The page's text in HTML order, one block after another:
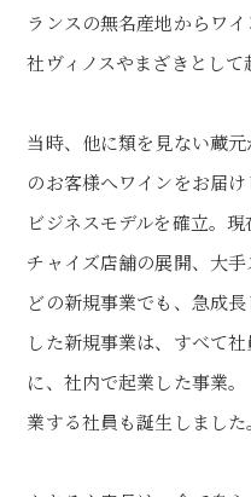
ランスの無名産地からワ
社ヴィノスやまざきとして
当時、他に類を見ない蔵
のお客様へワインをお届
ビジネスモデルを確立。現
チャイズ店舗の展開、大
どの新規事業でも、急成
した新規事業は、すべて
に、社内で起業した事業。
業する社員も誕生しました。